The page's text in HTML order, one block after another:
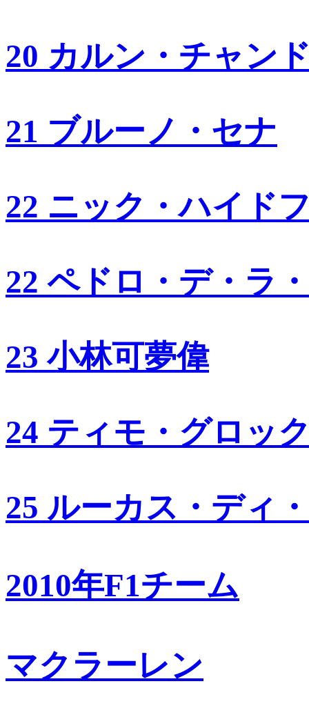
20 カルン・チャン
21 ブルーノ・セナ
22 ニック・ハイド
22 ペドロ・デ・ラ
23 小林可夢偉
24 ティモ・グロッ
25 ルーカス・ディ
2010年F1チーム
マクラーレン